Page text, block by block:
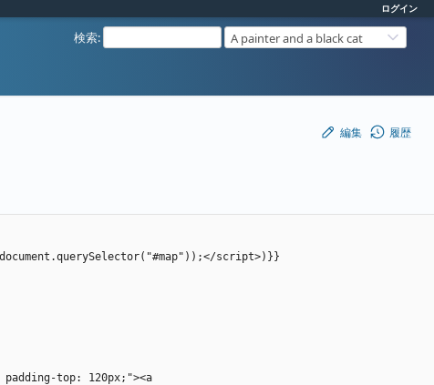
ログイン
検索: A painter and a black cat
編集 履歴
script>)}}
top: 120px;"><a